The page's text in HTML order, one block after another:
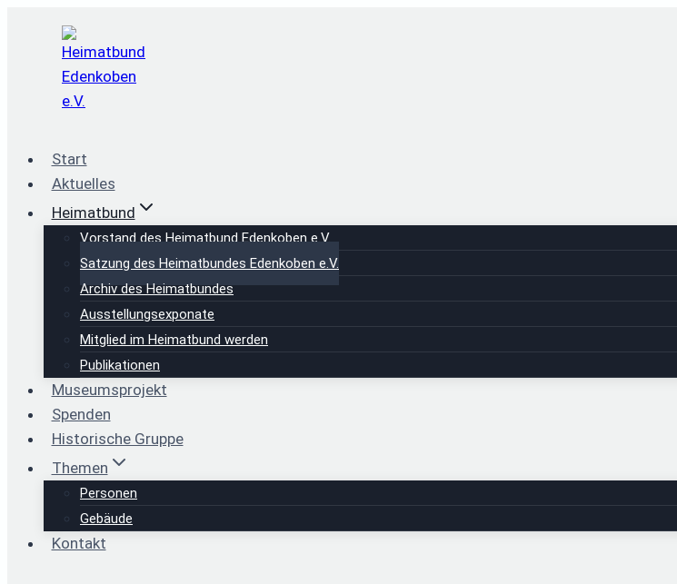
springen
Start
Aktuelles
Heimatbund
Vorstand des Heimatbund Edenkoben e.V.
Satzung des Heimatbundes Edenkoben e.V.
Archiv des Heimatbundes
Ausstellungsexponate
Mitglied im Heimatbund werden
Publikationen
Museumsprojekt
Spenden
Historische Gruppe
Themen
Personen
Gebäude
Kontakt